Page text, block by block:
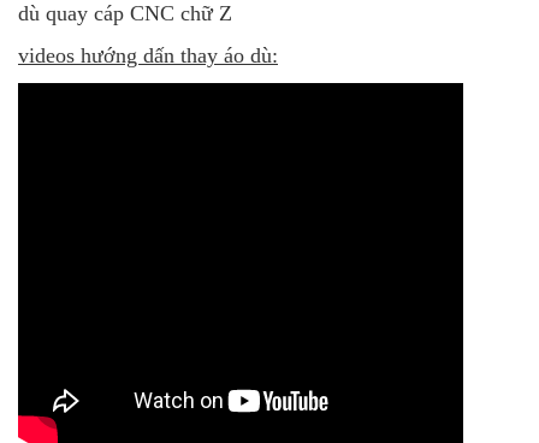
dù quay cáp CNC chữ Z
videos hướng dấn thay áo dù: